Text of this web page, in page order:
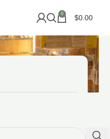
0 $0.00